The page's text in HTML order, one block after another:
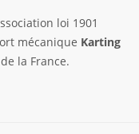
loi 1901
mécanique Karting
la France.